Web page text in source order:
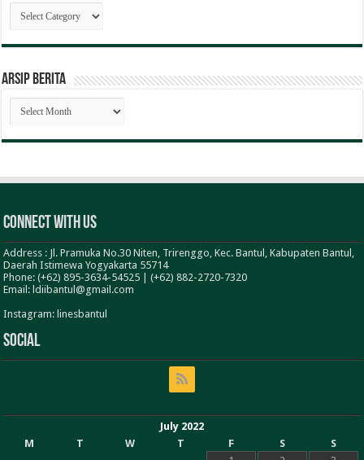
Kategori
Berita
ARSIP BERITA
ARSIP
BERITA
Connect With Us
Address : Jl. Pramuka No.30 Niten, Trirenggo, Kec. Bantul, Kabupaten Bantul,
Daerah Istimewa Yogyakarta 55714
Phone: (+62) 895-3634-54525 | (+62) 882-2720-7320
Email: ldiibantul@gmail.com
Instagram: linesbantul
Social
July 2022
M
T W T F S
S